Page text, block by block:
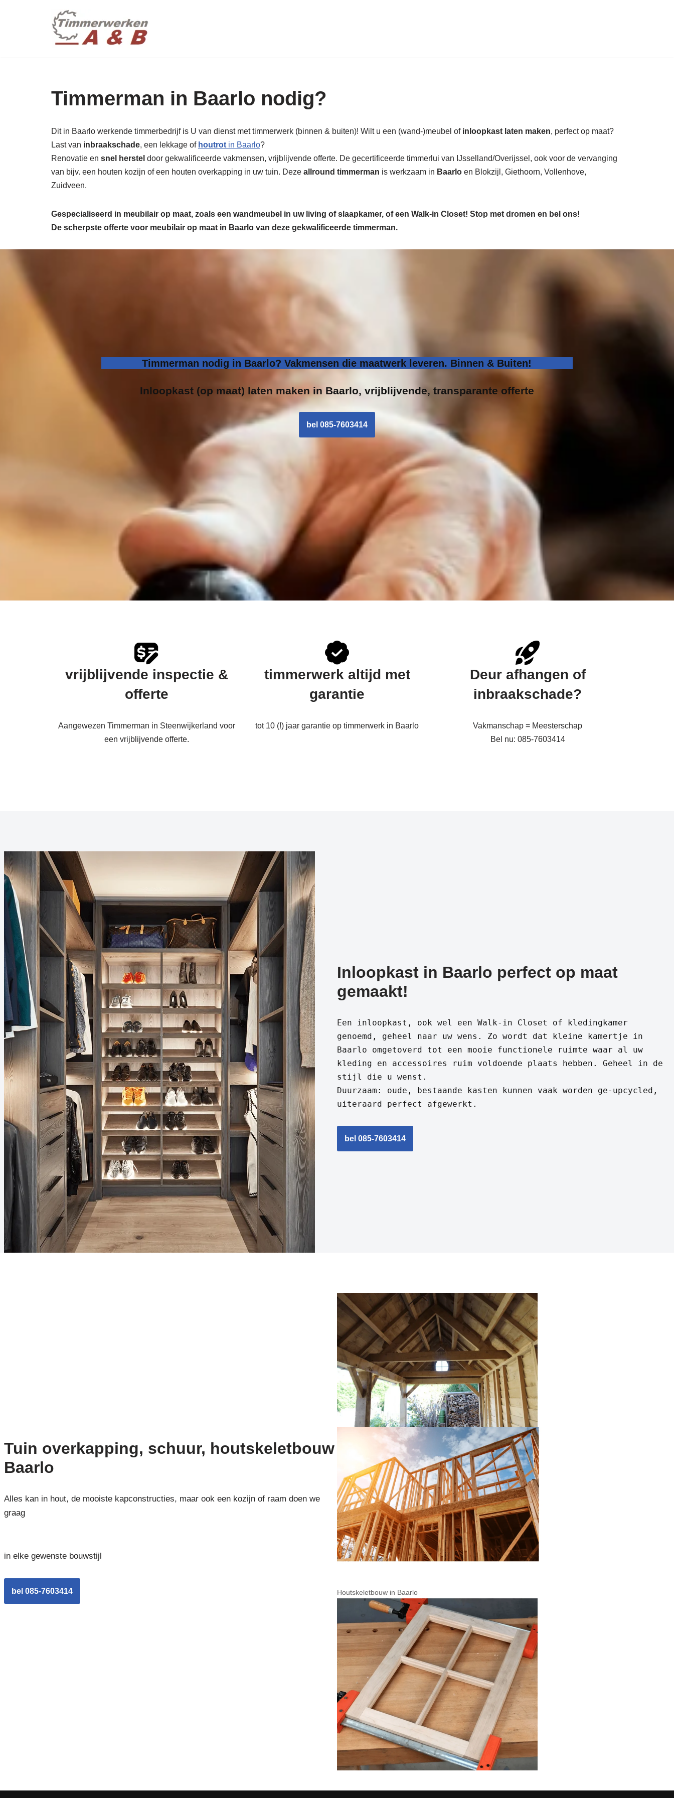
Timmerman in Baarlo nodig?
Dit in Baarlo werkende timmerbedrijf is U van dienst met timmerwerk (binnen & buiten)! Wilt u een (wand-)meubel of inloopkast laten maken, perfect op maat?
Last van inbraakschade, een lekkage of houtrot in Baarlo?
Renovatie en snel herstel door gekwalificeerde vakmensen, vrijblijvende offerte. De gecertificeerde timmerlui van IJsselland/Overijssel, ook voor de vervanging
van bijv. een houten kozijn of een houten overkapping in uw tuin. Deze allround timmerman is werkzaam in Baarlo en Blokzijl, Giethoorn, Vollenhove,
Zuidveen.
Gespecialiseerd in meubilair op maat, zoals een wandmeubel in uw living of slaapkamer, of een Walk-in Closet! Stop met dromen en bel ons!
De scherpste offerte voor meubilair op maat in Baarlo van deze gekwalificeerde timmerman.
Timmerman nodig in Baarlo? Vakmensen die maatwerk leveren. Binnen & Buiten!
Inloopkast (op maat) laten maken in Baarlo, vrijblijvende, transparante offerte
bel 085-7603414
vrijblijvende inspectie &
offerte
Aangewezen Timmerman in Steenwijkerland voor
een vrijblijvende offerte.
timmerwerk altijd met
garantie
tot 10 (!) jaar garantie op timmerwerk in Baarlo
Deur afhangen of
inbraakschade?
Vakmanschap = Meesterschap
Bel nu: 085-7603414
Inloopkast in Baarlo perfect op maat
gemaakt!
Een inloopkast, ook wel een Walk-in Closet of kledingkamer
genoemd, geheel naar uw wens. Zo wordt dat kleine kamertje in
Baarlo omgetoverd tot een mooie functionele ruimte waar al uw
kleding en accessoires ruim voldoende plaats hebben. Geheel in de
stijl die u wenst.
Duurzaam: oude, bestaande kasten kunnen vaak worden ge-upcycled,
uiteraard perfect afgewerkt.
bel 085-7603414
Tuin overkapping, schuur, houtskeletbouw
Baarlo
Alles kan in hout, de mooiste kapconstructies, maar ook een kozijn of raam doen we
graag
in elke gewenste bouwstijl
bel 085-7603414 Houtskeletbouw in Baarlo